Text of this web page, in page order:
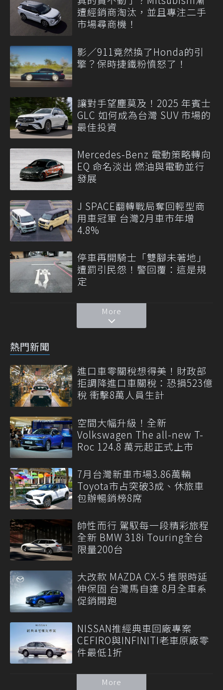
遭經銷商淘汰，並且專注二手
市場尋商機！
影／911竟然換了Honda的引
擎？保時捷鐵粉憤怒了！
讓對手望塵莫及！2025 年賓士
GLC 如何成為台灣 SUV 市場的
最佳投資
Mercedes-Benz 電動策略轉向
EQ 命名淡出 燃油與電動並行
發展
J SPACE翻轉戰局奪回輕型商
用車冠軍 台灣2月車市年增
4.8%
停車再開騎士「雙腳未著地」
遭罰引民怨！警回覆：這是規
定
More
熱門新聞
進口車零關稅想得美！財政部
拒調降進口車關稅：恐損523億
稅 衝擊8萬人員生計
空間大幅升級！全新
Volkswagen The all-new T-
Roc 124.8 萬元起正式上市
7月台灣新車市場3.86萬輛
Toyota市占突破3成、休旅車
包辦暢銷榜8席
帥性而行 駕馭每一段精彩旅程
全新 BMW 318i Touring全台
限量200台
大改款 MAZDA CX-5 推限時延
伸保固 台灣馬自達 8月全車系
促銷開跑
NISSAN推經典車回廠專案
CEFIRO與INFINITI老車原廠零
件最低1折
More